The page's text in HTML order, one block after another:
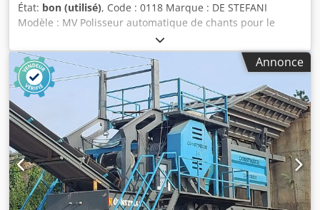
État: bon (utilisé), Code : 0118 Marque : DE STEFANI
Modèle : MV Polisseur automatique de chants pour le
polissage des peintures polyester, polyuréthane et autres
peintures Caractéristiques : Système d'entraînement par
chenilles avec patins caoutchoutés Presseur supérieur
manuel avec roues caoutchoutées Barre de support
réglable pour pièces larges Codpfx Aewiv Dkja Ejrf
Composition : 1er groupe : 2 brosses réglables - Moteur : 4
CV 2e groupe : 1 brosse - Moteur : 2 CV Hauteur du plan de
travail : 870 mm Vitesse d'avance : 5 à 25 m/min Longueur
utile : min. 150 mm Hauteur de travail : min./max.
10/100 mm Largeur utile : min. 50 Cabine de protection
Armoire électrique Dimensions hors tout : 2 700 mm x
1 000 mm x 1 250 h Poids : 1 500 kg
Annonce